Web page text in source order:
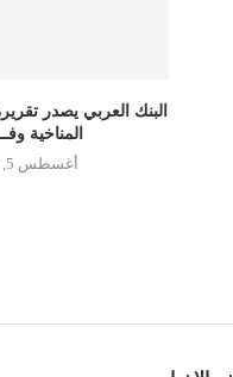
البنك العربي يصدر
المناخية
أغسطس 5, 2026